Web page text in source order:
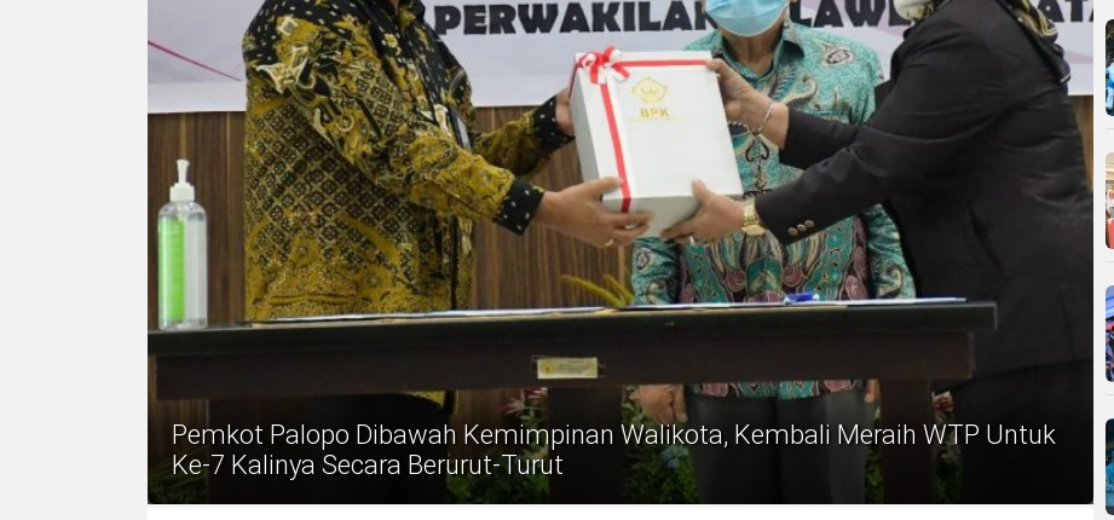
Pemkot Palopo Dibawah Kemimpinan Walikota, Kembali Meraih WTP Untuk
Ke-7 Kalinya Secara Berurut-Turut